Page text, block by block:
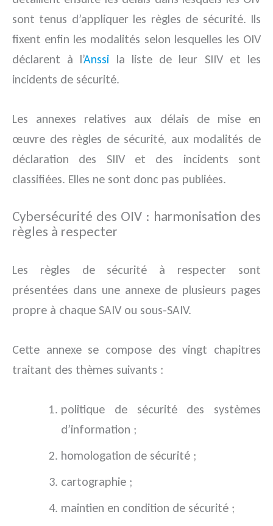
sont tenus d’appliquer les règles de sécurité. Ils
fixent enfin les modalités selon lesquelles les OIV
déclarent à l’Anssi la liste de leur SIIV et les
incidents de sécurité.
Les annexes relatives aux délais de mise en
œuvre des règles de sécurité, aux modalités de
déclaration des SIIV et des incidents sont
classifiées. Elles ne sont donc pas publiées.
Cybersécurité des OIV : harmonisation des
règles à respecter
Les règles de sécurité à respecter sont
présentées dans une annexe de plusieurs pages
propre à chaque SAIV ou sous-SAIV.
Cette annexe se compose des vingt chapitres
traitant des thèmes suivants :
politique de sécurité des systèmes
d’information ;
homologation de sécurité ;
cartographie ;
maintien en condition de sécurité ;